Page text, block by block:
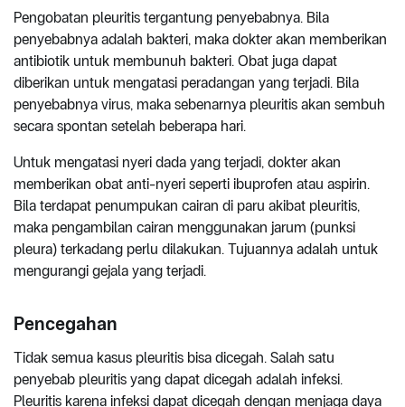
Pengobatan pleuritis tergantung penyebabnya. Bila
penyebabnya adalah bakteri, maka dokter akan memberikan
antibiotik untuk membunuh bakteri. Obat juga dapat
diberikan untuk mengatasi peradangan yang terjadi. Bila
penyebabnya virus, maka sebenarnya pleuritis akan sembuh
secara spontan setelah beberapa hari.
Untuk mengatasi nyeri dada yang terjadi, dokter akan
memberikan obat anti-nyeri seperti ibuprofen atau aspirin.
Bila terdapat penumpukan cairan di paru akibat pleuritis,
maka pengambilan cairan menggunakan jarum (punksi
pleura) terkadang perlu dilakukan. Tujuannya adalah untuk
mengurangi gejala yang terjadi.
Pencegahan
Tidak semua kasus pleuritis bisa dicegah. Salah satu
penyebab pleuritis yang dapat dicegah adalah infeksi.
Pleuritis karena infeksi dapat dicegah dengan menjaga daya